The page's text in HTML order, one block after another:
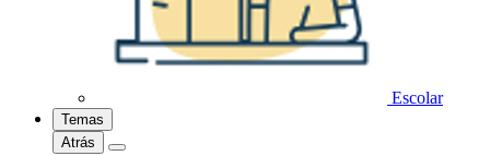
Escolar
Temas
Atrás